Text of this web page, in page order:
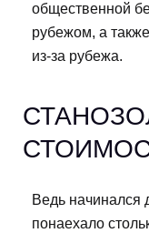
общественной
рубежом, а
из-за рубежа.
Ведь начинался
понаехало